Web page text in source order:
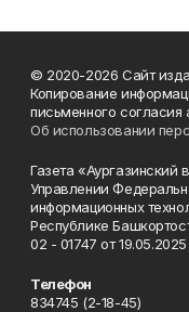
© 2020-2026 Сайт
Копирование
письменного согласия
Об использовании
Газета «Аургазинский
Управлении
информационных
Республике
02 - 01747 от 19.05.2025
Телефон
834745 (2-18-45)